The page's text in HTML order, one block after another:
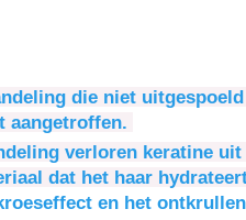
die niet
aangetroffen.
verloren keratine
dat het haar
en het